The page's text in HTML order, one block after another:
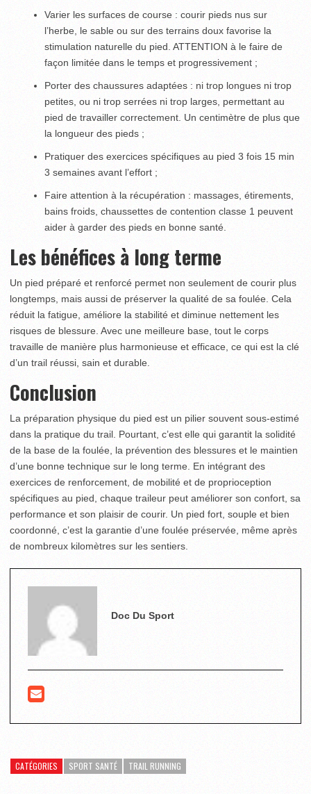
Varier les surfaces de course : courir pieds nus sur
l’herbe, le sable ou sur des terrains doux favorise la
stimulation naturelle du pied. ATTENTION à le faire de
façon limitée dans le temps et progressivement ;
Porter des chaussures adaptées : ni trop longues ni trop
petites, ou ni trop serrées ni trop larges, permettant au
pied de travailler correctement. Un centimètre de plus que
la longueur des pieds ;
Pratiquer des exercices spécifiques au pied 3 fois 15 min
3 semaines avant l’effort ;
Faire attention à la récupération : massages, étirements,
bains froids, chaussettes de contention classe 1 peuvent
aider à garder des pieds en bonne santé.
Les bénéfices à long terme
Un pied préparé et renforcé permet non seulement de courir plus
longtemps, mais aussi de préserver la qualité de sa foulée. Cela
réduit la fatigue, améliore la stabilité et diminue nettement les
risques de blessure. Avec une meilleure base, tout le corps
travaille de manière plus harmonieuse et efficace, ce qui est la clé
d’un trail réussi, sain et durable.
Conclusion
La préparation physique du pied est un pilier souvent sous-estimé
dans la pratique du trail. Pourtant, c’est elle qui garantit la solidité
de la base de la foulée, la prévention des blessures et le maintien
d’une bonne technique sur le long terme. En intégrant des
exercices de renforcement, de mobilité et de proprioception
spécifiques au pied, chaque traileur peut améliorer son confort, sa
performance et son plaisir de courir. Un pied fort, souple et bien
coordonné, c’est la garantie d’une foulée préservée, même après
de nombreux kilomètres sur les sentiers.
Doc Du Sport
CATÉGORIES SPORT SANTÉ TRAIL RUNNING